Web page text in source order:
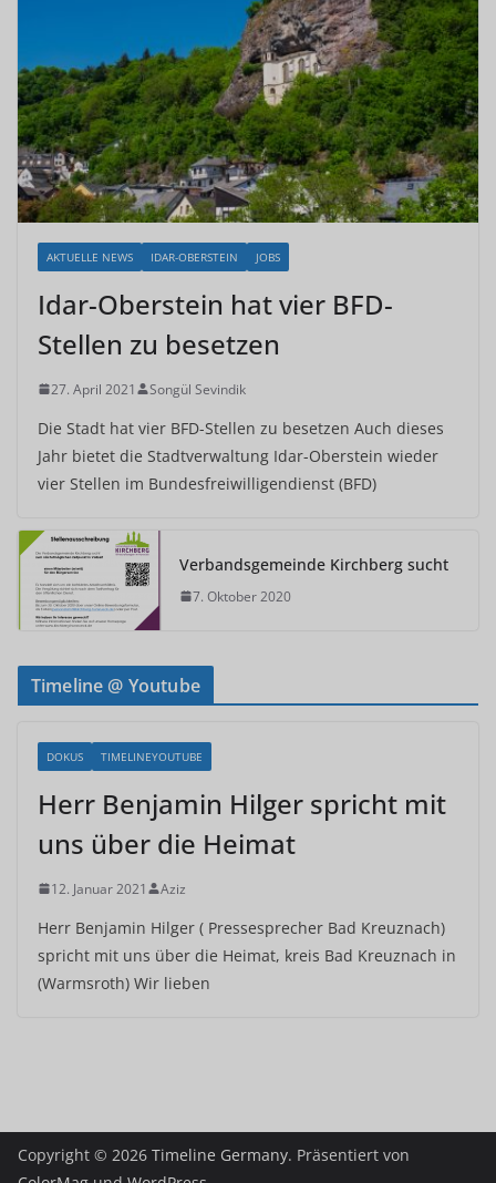
AKTUELLE NEWS IDAR-OBERSTEIN JOBS
Idar-Oberstein hat vier BFD-
Stellen zu besetzen
27. April 2021 Songül Sevindik
Die Stadt hat vier BFD-Stellen zu besetzen Auch dieses
Jahr bietet die Stadtverwaltung Idar-Oberstein wieder
vier Stellen im Bundesfreiwilligendienst (BFD)
Verbandsgemeinde Kirchberg sucht
7. Oktober 2020
Timeline @ Youtube
DOKUS TIMELINEYOUTUBE
Herr Benjamin Hilger spricht mit
uns über die Heimat
12. Januar 2021 Aziz
Herr Benjamin Hilger ( Pressesprecher Bad Kreuznach)
spricht mit uns über die Heimat, kreis Bad Kreuznach in
(Warmsroth) Wir lieben
Copyright © 2026 Timeline Germany. Präsentiert von